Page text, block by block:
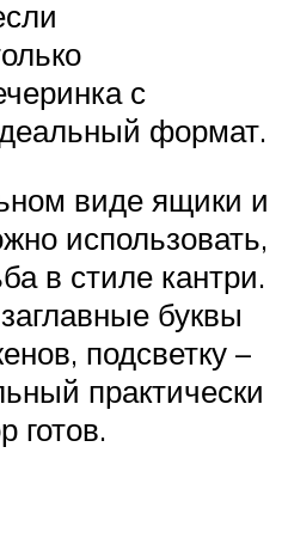
с
формат.
виде ящики и
использовать,
в стиле кантри.
буквы
подсветку –
практически
готов.